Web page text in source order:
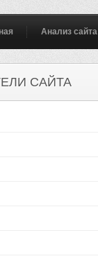
Анализ сайта
САЙТА